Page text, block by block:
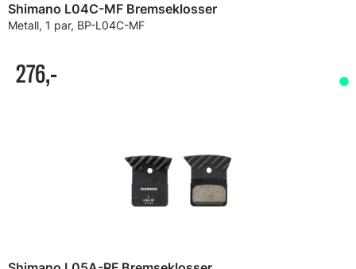
Shimano L04C-MF Bremseklosser
Metall, 1 par, BP-L04C-MF
276,-